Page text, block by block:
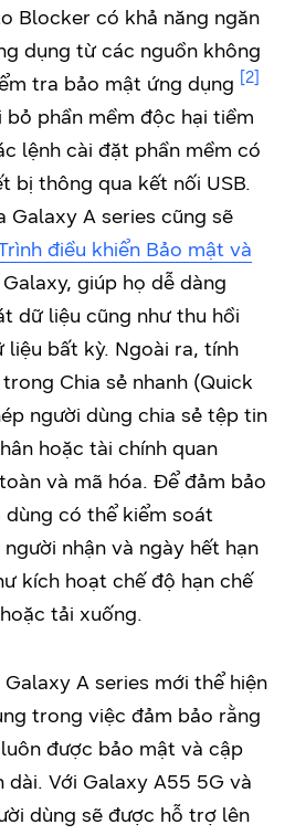
Blocker có khả năng ngăn
dụng từ các nguồn không
tra bảo mật ứng dụng [2]
phần mềm độc hại tiềm
lệnh cài đặt phần mềm có
bị thông qua kết nối USB.
Galaxy A series cũng sẽ
điều khiển Bảo mật và
giúp họ dễ dàng
dữ liệu cũng như thu hồi
liệu bất kỳ. Ngoài ra, tính
Chia sẻ nhanh (Quick
người dùng chia sẻ tệp tin
hoặc tài chính quan
và mã hóa. Để đảm bảo
có thể kiểm soát
nhận và ngày hết hạn
kích hoạt chế độ hạn chế
tải xuống.
A series mới thể hiện
trong việc đảm bảo rằng
được bảo mật và cập
Với Galaxy A55 5G và
dùng sẽ được hỗ trợ lên